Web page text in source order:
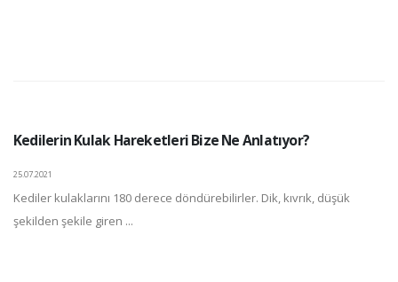
Kedilerin Kulak Hareketleri Bize Ne Anlatıyor?
25.07.2021
Kediler kulaklarını 180 derece döndürebilirler. Dik, kıvrık, düşük
şekilden şekile giren ...